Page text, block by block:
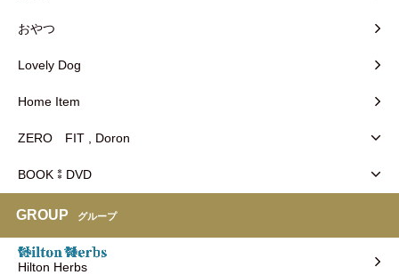
おやつ
Lovely Dog
Home Item
ZERO FIT , Doron
BOOK⁑DVD
GROUP グループ
Hilton Herbs